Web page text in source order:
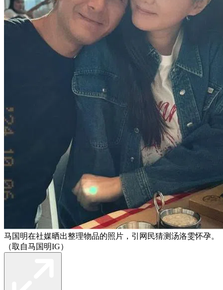
马国明在社媒晒出整理物品的照片，引网民猜测汤洛雯怀孕。
（取自马国明IG）